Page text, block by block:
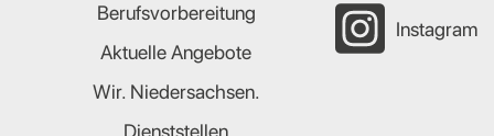
Berufsvorbereitung
Aktuelle Angebote
Wir. Niedersachsen.
Dienststellen
Instagram